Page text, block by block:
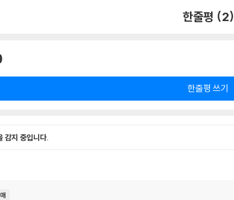
한줄평 (2)
한줄평 쓰기
감지 중입니다.